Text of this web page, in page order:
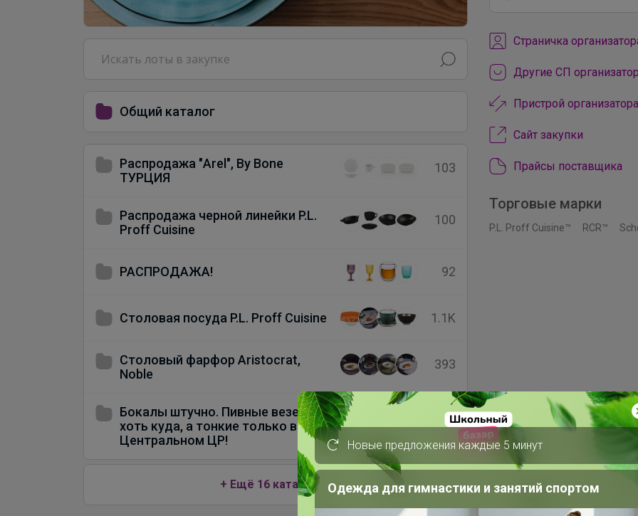
Общий каталог
Распродажа "Arel", By Bone
ТУРЦИЯ
103
Распродажа черной линейки P.L.
Proff Cuisine
100
РАСПРОДАЖА! 92
Столовая посуда P.L. Proff Cuisine 1.1K
Столовый фарфор Aristocrat,
Noble
393
Бокалы штучно. Пивные везем
хоть куда, а тонкие только в
Центральном ЦР!
1
+ Ещё 16 каталогов
Cтраничка
Другие СП
Пристрой
Сайт закупки
Прайсы поставщика
Торговые марки
P.L. Proff Cuisine™ RCR™
Новые предложения каждые 5 минут
Одежда для гимнастики и занятий спортом